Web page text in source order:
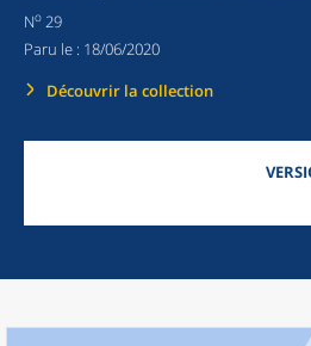
No 29
Paru le : 18/06/2020
Découvrir la collection